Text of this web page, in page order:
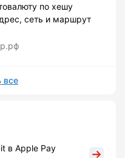
по хешу
сеть и маршрут
все
в Apple Pay